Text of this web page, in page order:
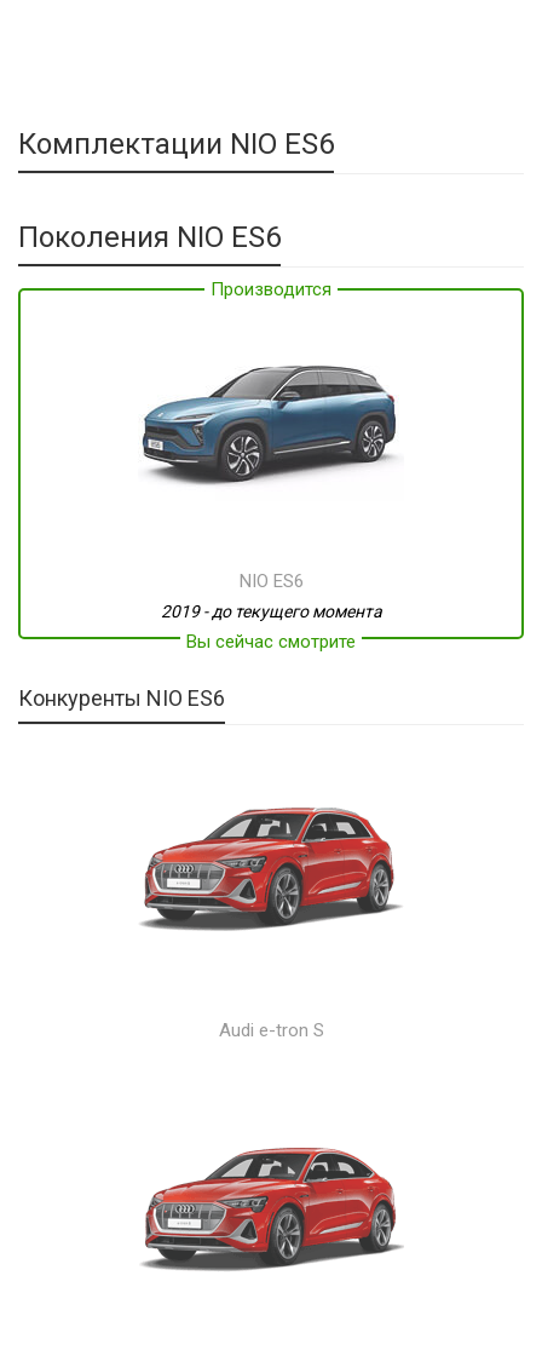
Комплектации NIO ES6
Поколения NIO ES6
Производится
Вы сейчас смотрите
Производится
NIO ES6
2019 - до текущего момента
Конкуренты NIO ES6
Audi e-tron S